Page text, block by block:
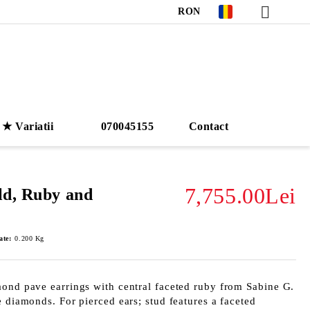
RON
★ Variatii 070045155 Contact
Ruby and
7,755.00Lei
0.200 Kg
pave earrings with central faceted ruby from Sabine G.
For pierced ears; stud features a faceted